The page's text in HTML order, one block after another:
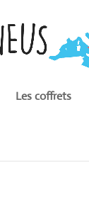
Les coffrets